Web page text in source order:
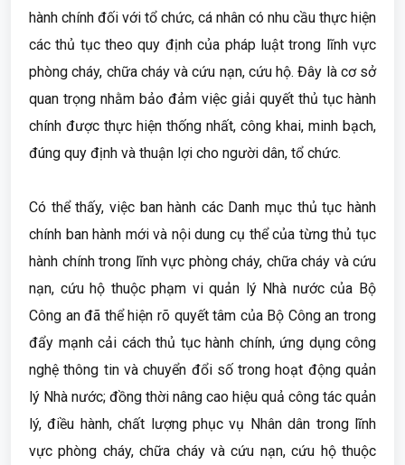
hành chính đối với tổ chức, cá nhân có nhu cầu thực hiện
các thủ tục theo quy định của pháp luật trong lĩnh vực
phòng cháy, chữa cháy và cứu nạn, cứu hộ. Đây là cơ sở
quan trọng nhằm bảo đảm việc giải quyết thủ tục hành
chính được thực hiện thống nhất, công khai, minh bạch,
đúng quy định và thuận lợi cho người dân, tổ chức.
Có thể thấy, việc ban hành các Danh mục thủ tục hành
chính ban hành mới và nội dung cụ thể của từng thủ tục
hành chính trong lĩnh vực phòng cháy, chữa cháy và cứu
nạn, cứu hộ thuộc phạm vi quản lý Nhà nước của Bộ
Công an đã thể hiện rõ quyết tâm của Bộ Công an trong
đẩy mạnh cải cách thủ tục hành chính, ứng dụng công
nghệ thông tin và chuyển đổi số trong hoạt động quản
lý Nhà nước; đồng thời nâng cao hiệu quả công tác quản
lý, điều hành, chất lượng phục vụ Nhân dân trong lĩnh
vực phòng cháy, chữa cháy và cứu nạn, cứu hộ thuộc